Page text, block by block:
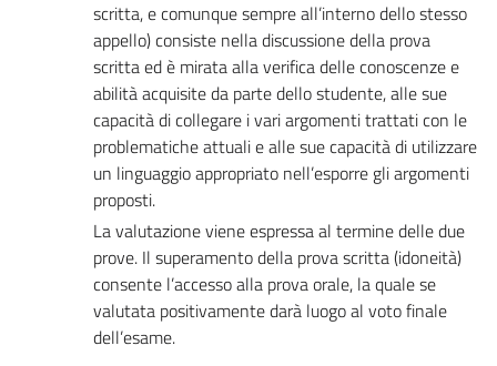
scritta, e comunque sempre all’interno dello stesso
appello) consiste nella discussione della prova
scritta ed è mirata alla verifica delle conoscenze e
abilità acquisite da parte dello studente, alle sue
capacità di collegare i vari argomenti trattati con le
problematiche attuali e alle sue capacità di utilizzare
un linguaggio appropriato nell’esporre gli argomenti
proposti.
La valutazione viene espressa al termine delle due
prove. Il superamento della prova scritta (idoneità)
consente l’accesso alla prova orale, la quale se
valutata positivamente darà luogo al voto finale
dell’esame.